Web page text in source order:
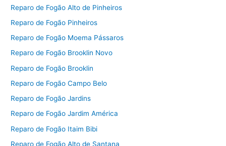
Reparo de Fogão Alto de Pinheiros
Reparo de Fogão Pinheiros
Reparo de Fogão Moema Pássaros
Reparo de Fogão Brooklin Novo
Reparo de Fogão Brooklin
Reparo de Fogão Campo Belo
Reparo de Fogão Jardins
Reparo de Fogão Jardim América
Reparo de Fogão Itaim Bibi
Reparo de Fogão Alto de Santana